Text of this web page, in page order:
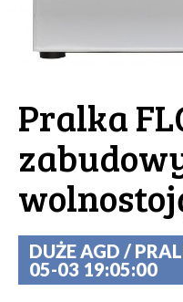
Pralka
DUŻE AGD /
05-03 19:05:00